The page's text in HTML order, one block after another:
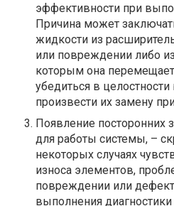
эффективности при
Причина может
жидкости из
или повреждении либо
которым она
убедиться в
произвести их замену
Появление посторонних
для работы системы, –
некоторых случаях
износа элементов,
повреждении или
выполнения